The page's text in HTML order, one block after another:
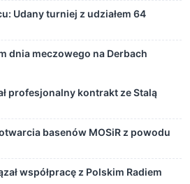
Udany turniej z udziałem 64
dnia meczowego na Derbach
profesjonalny kontrakt ze Stalą
basenów MOSiR z powodu
współpracę z Polskim Radiem